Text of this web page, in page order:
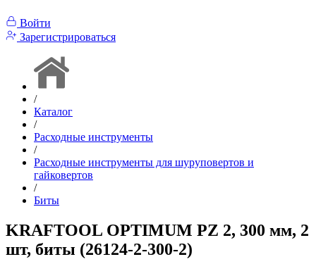
Войти
Зарегистрироваться
/
Каталог
/
Расходные инструменты
/
Расходные инструменты для шуруповертов и
гайковертов
/
Биты
KRAFTOOL OPTIMUM PZ 2, 300 мм, 2
шт, биты (26124-2-300-2)